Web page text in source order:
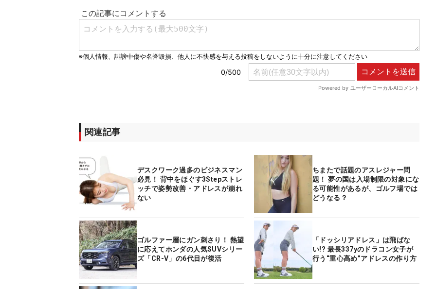
関連記事
デスクワーク過多のビジネスマン
必見！ 背中をほぐす3Stepストレ
ッチで姿勢改善・アドレスが崩れ
ない
ちまたで話題のアスレジャー問
題！ 夢の国は入場制限の対象にな
る可能性があるが、ゴルフ場では
どうなる？
ゴルファー層にガン刺さり！ 熱望
に応えてホンダの人気SUVシリー
ズ「CR-V」の6代目が復活
「ドッシリアドレス」は飛ばな
い!? 最長337yのドラコン女子が
行う“重心高め”アドレスの作り方